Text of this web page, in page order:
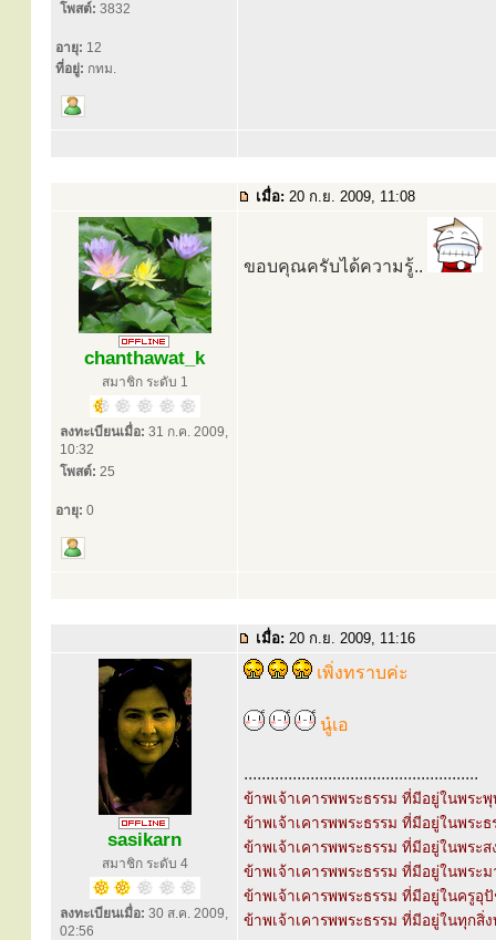
โพสต์: 3832
อายุ: 12
ที่อยู่: กทม.
เมื่อ: 20 ก.ย. 2009, 11:08
chanthawat_k
สมาชิก ระดับ 1
ลงทะเบียนเมื่อ: 31 ก.ค. 2009,
10:32
โพสต์: 25
อายุ: 0
ขอบคุณครับได้ความรู้..
เมื่อ: 20 ก.ย. 2009, 11:16
sasikarn
สมาชิก ระดับ 4
ลงทะเบียนเมื่อ: 30 ส.ค. 2009,
02:56
เพิ่งทราบค่ะ
นู๋เอ
.....................................................
ข้าพเจ้าเคารพพระธรรม ที่มีอยู่ในพระพุ
ข้าพเจ้าเคารพพระธรรม ที่มีอยู่ในพระธ
ข้าพเจ้าเคารพพระธรรม ที่มีอยู่ในพระส
ข้าพเจ้าเคารพพระธรรม ที่มีอยู่ในพระ
ข้าพเจ้าเคารพพระธรรม ที่มีอยู่ในครูอุ
ข้าพเจ้าเคารพพระธรรม ที่มีอยู่ในทุกสิ่